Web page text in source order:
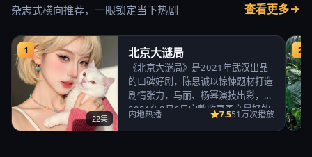
杂志式横向推荐，一眼锁定当下热剧 查看更多
1
22集
北京大谜局
《北京大谜局》是2021年武汉出品
的口碑好剧，陈思诚以惊悚题材打造
剧情张力，马丽、杨幂演技出彩，
2021年8月6日完整收录国产最好的
内地热播 7.551万次播放
2